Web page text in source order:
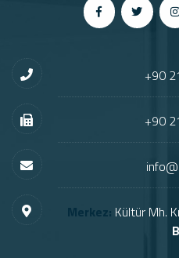
+90
+90
Merkez: Kültür Mh.